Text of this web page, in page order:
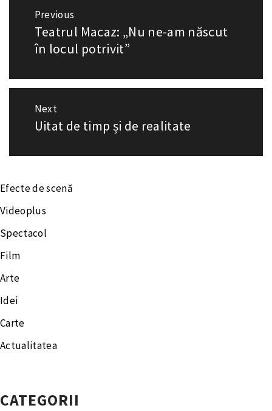
Navigare
articole
Previous
Previous
post:
Teatrul Macaz: „Nu ne-am născut
în locul potrivit”
Next
Next
Uitat de timp și de realitate
Efecte de scenă
Videoplus
Spectacol
Film
Arte
Idei
Carte
Actualitatea
CATEGORII